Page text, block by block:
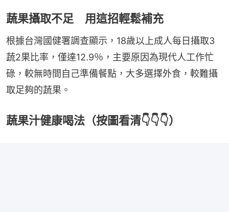
蔬果攝取不足 用這招輕鬆補充
根據台灣國健署調查顯示，18歲以上成人每日攝取3
蔬2果比率，僅達12.9％，主要原因為現代人工作忙
碌，較無時間自己準備餐點，大多選擇外食，較難攝
取足夠的蔬果。
蔬果汁健康喝法（按圖看清👇👇👇）